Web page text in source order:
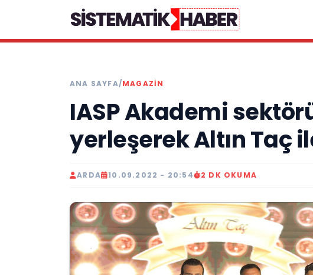
ANA SAYFA/MAGAZİN
IASP Akademi
yerleşerek Altın Taç
ARDA 10.09.2022 - 20:54 2 DK OKUMA